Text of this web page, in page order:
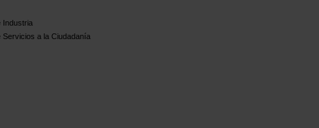
Industria
Servicios a la Ciudadanía